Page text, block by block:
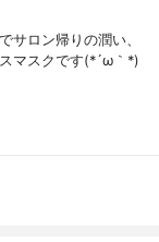
サロン帰りの潤い、
マスクです(*´ω｀*)